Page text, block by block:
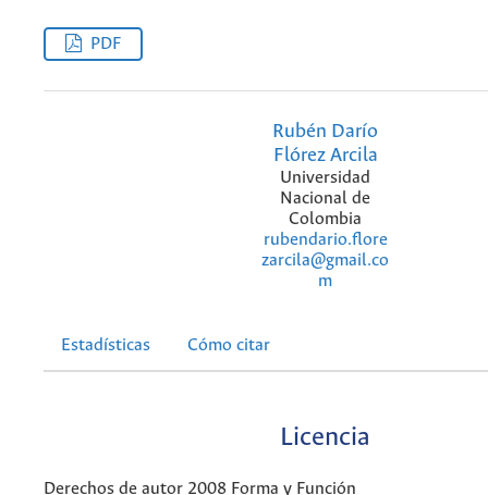
PDF
Rubén Darío
Flórez Arcila
Universidad
Nacional de
Colombia
rubendario.flore
zarcila@gmail.co
m
Estadísticas Cómo citar
Licencia
Derechos de autor 2008 Forma y Función